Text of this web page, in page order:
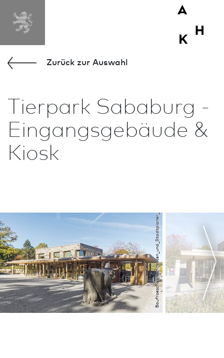
Zurück zur Aus­wahl
Tierpark Sababurg -
Eingangsgebäude &
Kiosk
Baufroesche_Architekten_und_Stadt­planer_GmbH